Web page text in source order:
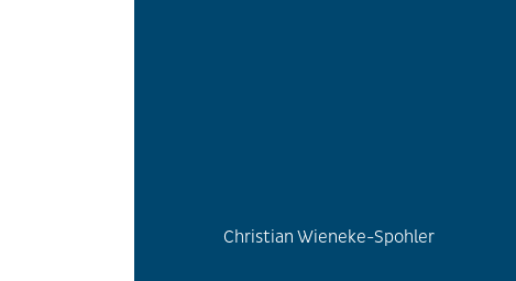
Christian Wieneke-Spohler